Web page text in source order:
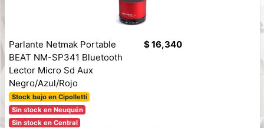
Parlante Netmak Portable
BEAT NM-SP341 Bluetooth
Lector Micro Sd Aux
Negro/Azul/Rojo
Stock bajo en Cipolletti
Sin stock en Neuquén
Sin stock en Central
$ 16,340